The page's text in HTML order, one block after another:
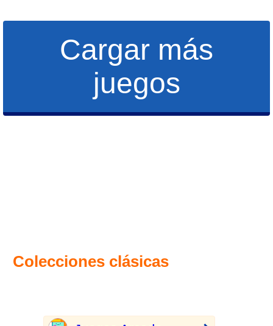
Cargar más
juegos
Colecciones clásicas